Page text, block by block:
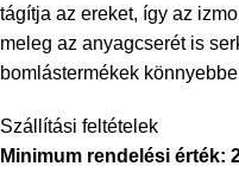
tágítja az ereket, így az
meleg az anyagcserét is
bomlástermékek
Szállítási feltételek
Minimum rendelési érték: